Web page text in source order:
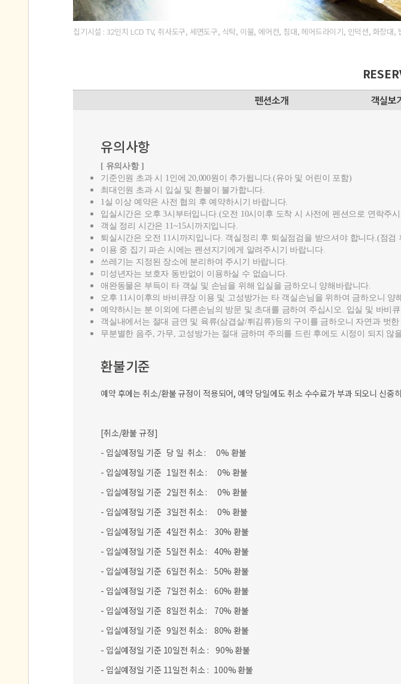
집기시설 : 32인치 LCD TV, 취사도구, 세면도구, 식탁, 이불, 에어컨, 침대, 헤어드라이기, 인덕션, 화장대,
유의사항
[ 유의사항 ]
기준인원 초과 시 1인에 20,000원이 추가됩니다.(유아 및 어린이 포함)
최대인원 초과 시 입실 및 환불이 불가합니다.
1실 이상 예약은 사전 협의 후 예약하시기 바랍니다.
입실시간은 오후 3시부터입니다.(오전 10시이후 도착 시 사전에 펜션으로 연락주
객실 정리 시간은 11~15시까지입니다.
퇴실시간은 오전 11시까지입니다. 객실정리 후 퇴실점검을 받으셔야 합니다.(점검
이용 중 집기 파손 시에는 펜션지기에게 알려주시기 바랍니다.
쓰레기는 지정된 장소에 분리하여 주시기 바랍니다.
미성년자는 보호자 동반없이 이용하실 수 없습니다.
애완동물은 부득이 타 객실 및 손님을 위해 입실을 금하오니 양해바랍니다.
오후 11시이후의 바비큐장 이용 및 고성방가는 타 객실손님을 위하여 금하오니 양
예약하시는 분 이외에 다른손님의 방문 및 초대를 금하여 주십시오. 입실 및 바비
객실내에서는 절대 금연 및 육류(삼겹살/튀김류)등의 구이를 금하오니 자연과 벗
무분별한 음주, 가무, 고성방가는 절대 금하며 주의를 드린 후에도 시정이 되지
환불기준
예약 후에는 취소/환불 규정이 적용되어, 예약 당일에도 취소 수수료가 부과 되오니 신중
[취소/환불 규정]
- 입실예정일 기준 당 일 취소 : 0% 환불
- 입실예정일 기준 1일전 취소 : 0% 환불
- 입실예정일 기준 2일전 취소 : 0% 환불
- 입실예정일 기준 3일전 취소 : 0% 환불
- 입실예정일 기준 4일전 취소 : 30% 환불
- 입실예정일 기준 5일전 취소 : 40% 환불
- 입실예정일 기준 6일전 취소 : 50% 환불
- 입실예정일 기준 7일전 취소 : 60% 환불
- 입실예정일 기준 8일전 취소 : 70% 환불
- 입실예정일 기준 9일전 취소 : 80% 환불
- 입실예정일 기준 10일전 취소 : 90% 환불
- 입실예정일 기준 11일전 취소 : 100% 환불